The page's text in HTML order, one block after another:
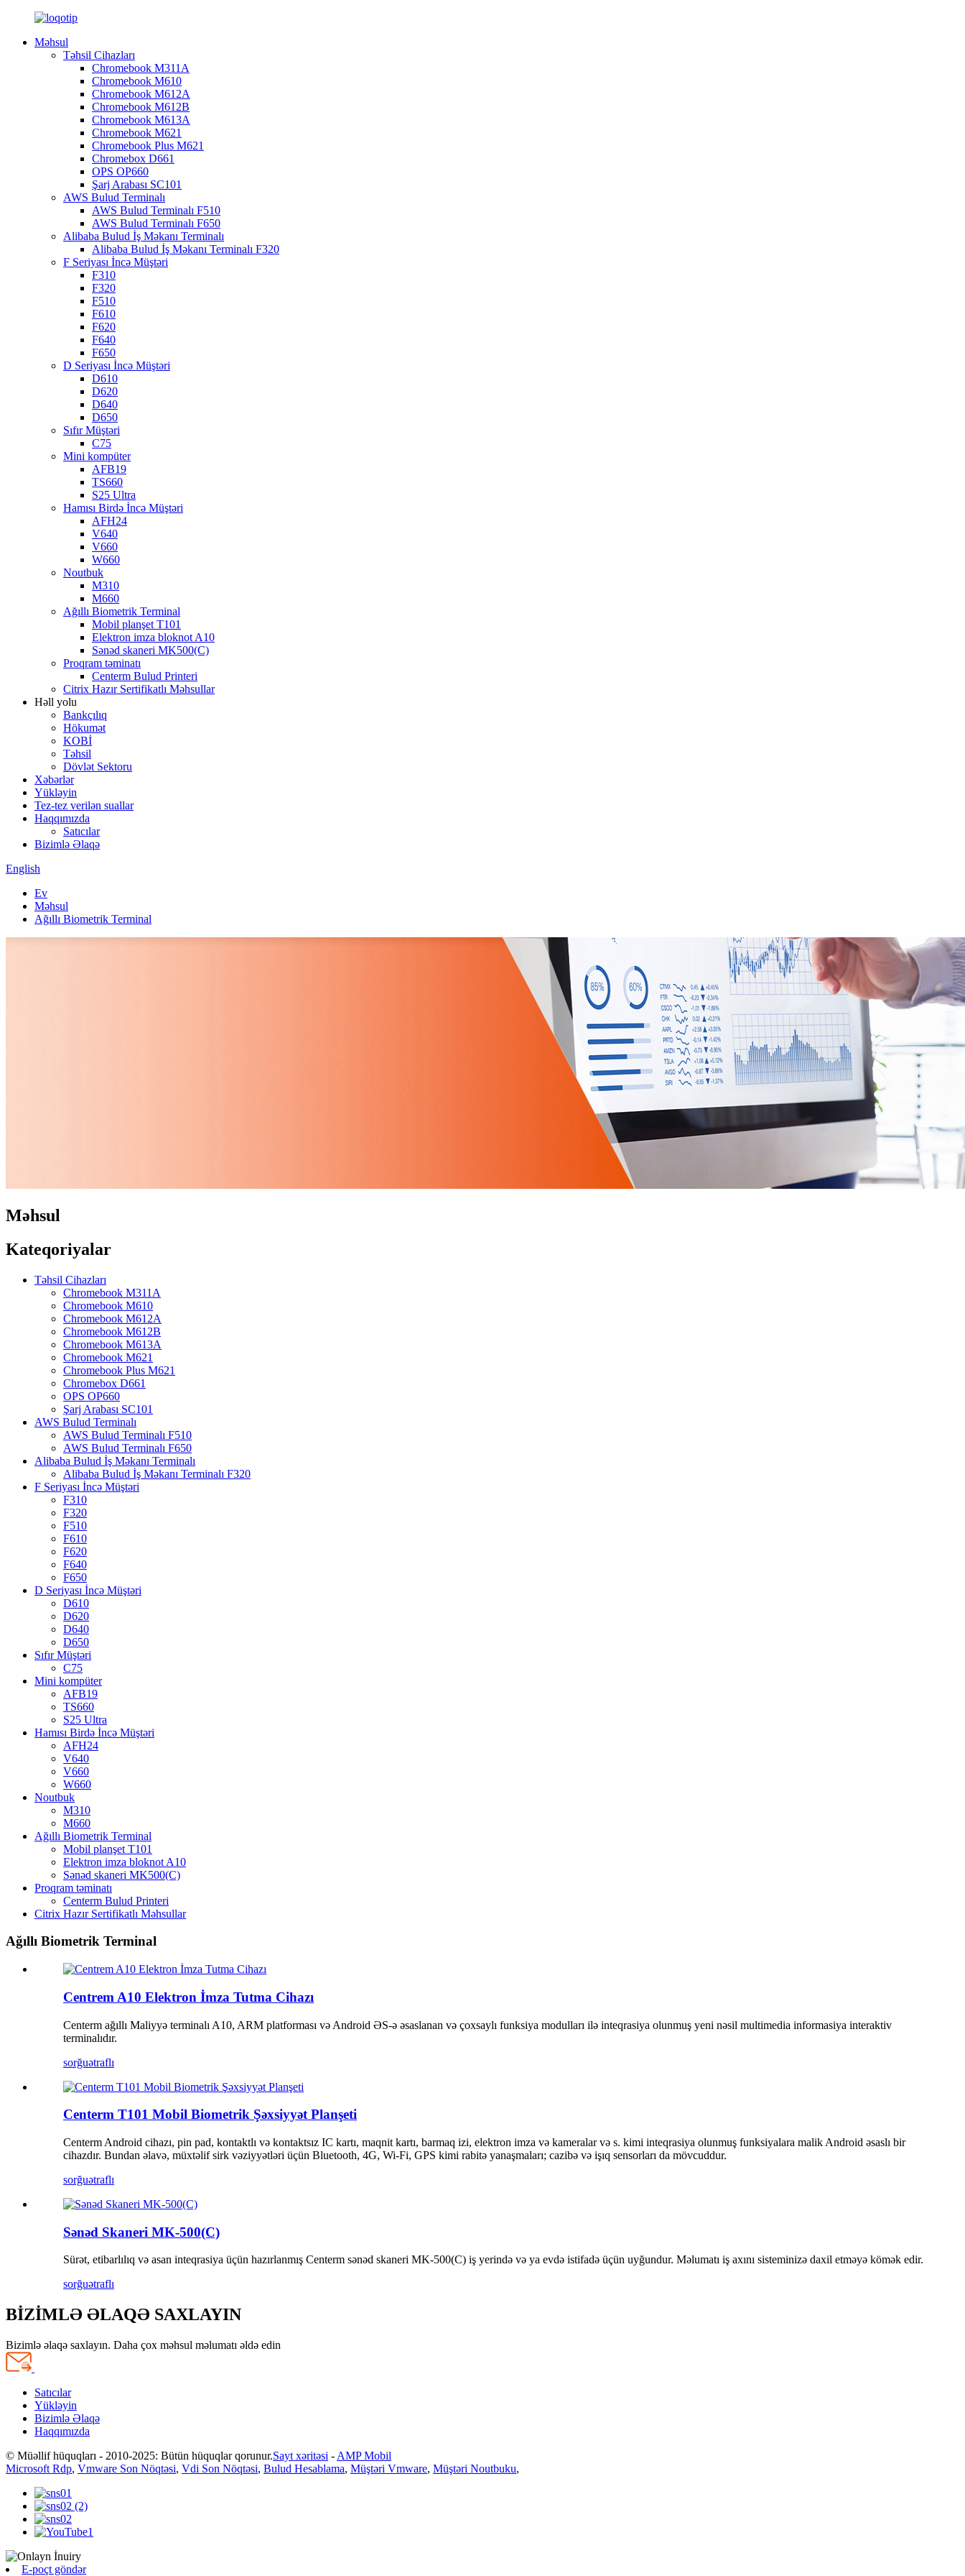
Məhsul
Təhsil Cihazları
Chromebook M311A
Chromebook M610
Chromebook M612A
Chromebook M612B
Chromebook M613A
Chromebook M621
Chromebook Plus M621
Chromebox D661
OPS OP660
Şarj Arabası SC101
AWS Bulud Terminalı
AWS Bulud Terminalı F510
AWS Bulud Terminalı F650
Alibaba Bulud İş Məkanı Terminalı
Alibaba Bulud İş Məkanı Terminalı F320
F Seriyası İncə Müştəri
F310
F320
F510
F610
F620
F640
F650
D Seriyası İncə Müştəri
D610
D620
D640
D650
Sıfır Müştəri
C75
Mini kompüter
AFB19
TS660
S25 Ultra
Hamısı Birdə İncə Müştəri
AFH24
V640
V660
W660
Noutbuk
M310
M660
Ağıllı Biometrik Terminal
Mobil planşet T101
Elektron imza bloknot A10
Sənəd skaneri MK500(C)
Proqram təminatı
Centerm Bulud Printeri
Citrix Hazır Sertifikatlı Məhsullar
Həll yolu
Bankçılıq
Hökumət
KOBİ
Təhsil
Dövlət Sektoru
Xəbərlər
Yükləyin
Tez-tez verilən suallar
Haqqımızda
Satıcılar
Bizimlə Əlaqə
English
Ev
Məhsul
Ağıllı Biometrik Terminal
Məhsul
Kateqoriyalar
Təhsil Cihazları
Chromebook M311A
Chromebook M610
Chromebook M612A
Chromebook M612B
Chromebook M613A
Chromebook M621
Chromebook Plus M621
Chromebox D661
OPS OP660
Şarj Arabası SC101
AWS Bulud Terminalı
AWS Bulud Terminalı F510
AWS Bulud Terminalı F650
Alibaba Bulud İş Məkanı Terminalı
Alibaba Bulud İş Məkanı Terminalı F320
F Seriyası İncə Müştəri
F310
F320
F510
F610
F620
F640
F650
D Seriyası İncə Müştəri
D610
D620
D640
D650
Sıfır Müştəri
C75
Mini kompüter
AFB19
TS660
S25 Ultra
Hamısı Birdə İncə Müştəri
AFH24
V640
V660
W660
Noutbuk
M310
M660
Ağıllı Biometrik Terminal
Mobil planşet T101
Elektron imza bloknot A10
Sənəd skaneri MK500(C)
Proqram təminatı
Centerm Bulud Printeri
Citrix Hazır Sertifikatlı Məhsullar
Ağıllı Biometrik Terminal
Centrem A10 Elektron İmza Tutma Cihazı
Centerm ağıllı Maliyyə terminalı A10, ARM platforması və Android ƏS-ə əsaslanan və çoxsaylı funksiya modulları ilə inteqrasiya olunmuş yeni nəsil multimedia informasiya interaktiv
terminalıdır.
sorğuətraflı
Centerm T101 Mobil Biometrik Şəxsiyyət Planşeti
Centerm Android cihazı, pin pad, kontaktlı və kontaktsız IC kartı, maqnit kartı, barmaq izi, elektron imza və kameralar və s. kimi inteqrasiya olunmuş funksiyalara malik Android əsaslı bir
cihazdır. Bundan əlavə, müxtəlif sirk vəziyyətləri üçün Bluetooth, 4G, Wi-Fi, GPS kimi rabitə yanaşmaları; cazibə və işıq sensorları da mövcuddur.
sorğuətraflı
Sənəd Skaneri MK-500(C)
Sürət, etibarlılıq və asan inteqrasiya üçün hazırlanmış Centerm sənəd skaneri MK-500(C) iş yerində və ya evdə istifadə üçün uyğundur. Məlumatı iş axını sisteminizə daxil etməyə kömək edir.
sorğuətraflı
BİZİMLƏ ƏLAQƏ SAXLAYIN
Bizimlə əlaqə saxlayın. Daha çox məhsul məlumatı əldə edin
Satıcılar
Yükləyin
Bizimlə Əlaqə
Haqqımızda
© Müəllif hüquqları - 2010-2025: Bütün hüquqlar qorunur.Sayt xəritəsi - AMP Mobil
Microsoft Rdp, Vmware Son Nöqtəsi, Vdi Son Nöqtəsi, Bulud Hesablama, Müştəri Vmware, Müştəri Noutbuku,
E-poçt göndər